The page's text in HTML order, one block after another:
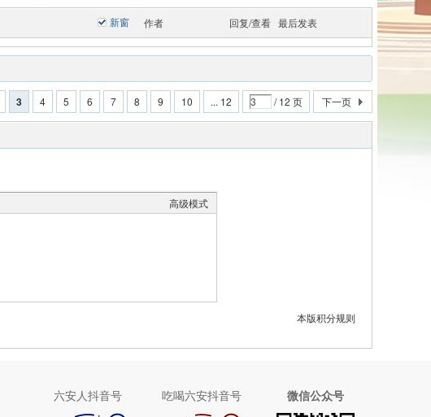
新窗 作者 回复/查看 最后发表
3 4 5 6 7 8 9 10 ... 12 / 12 页 下一页
高级模式
本版积分规则
六安人抖音号 吃喝六安抖音号 微信公众号